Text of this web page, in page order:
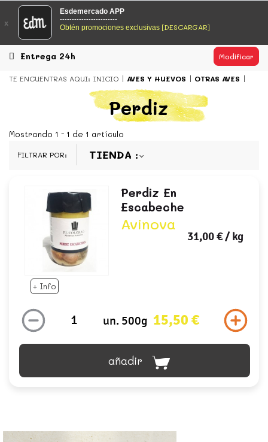
EsDeMercado.com
EsDeMercado.com
los mejores mercados de Barcelona y de productores
locales.
READ MORE
EsDeMercado.com
te lleva a casa los mejores productos de
los mejores mercados de Barcelona y de productores
x
Esdemercado APP
------------------------
Obtén promociones exclusivas [DESCARGAR]
Entrega 24h Modificar
TE ENCUENTRAS AQUI: INICIO AVES Y HUEVOS OTRAS AVES
Perdiz
Mostrando 1 - 1 de 1 artículo
FILTRAR POR: TIENDA
+ Info
Perdiz En
Escabeche
Avinova
31,00 €/ kg
un. 500g 15,50 €
añadir